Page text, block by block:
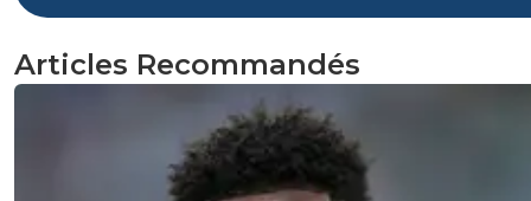
Articles Recommandés